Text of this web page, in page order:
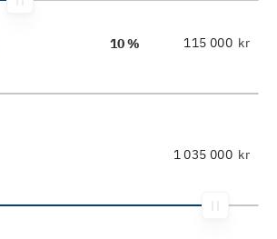
10 % kr
kr